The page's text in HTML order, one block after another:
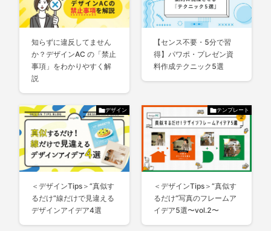
知らずに違反してません
か？デザインAC の「禁止
事項」をわかりやすく解
説
【センス不要・5分で習
得】パワポ・プレゼン資
料作成テクニック5選
＜デザインTips＞“真似す
るだけ“線だけで見違える
デザインアイデア4選
デザイン
＜デザインTips＞“真似す
るだけ“写真のフレームア
イデア5選〜vol.2〜
テンプレート